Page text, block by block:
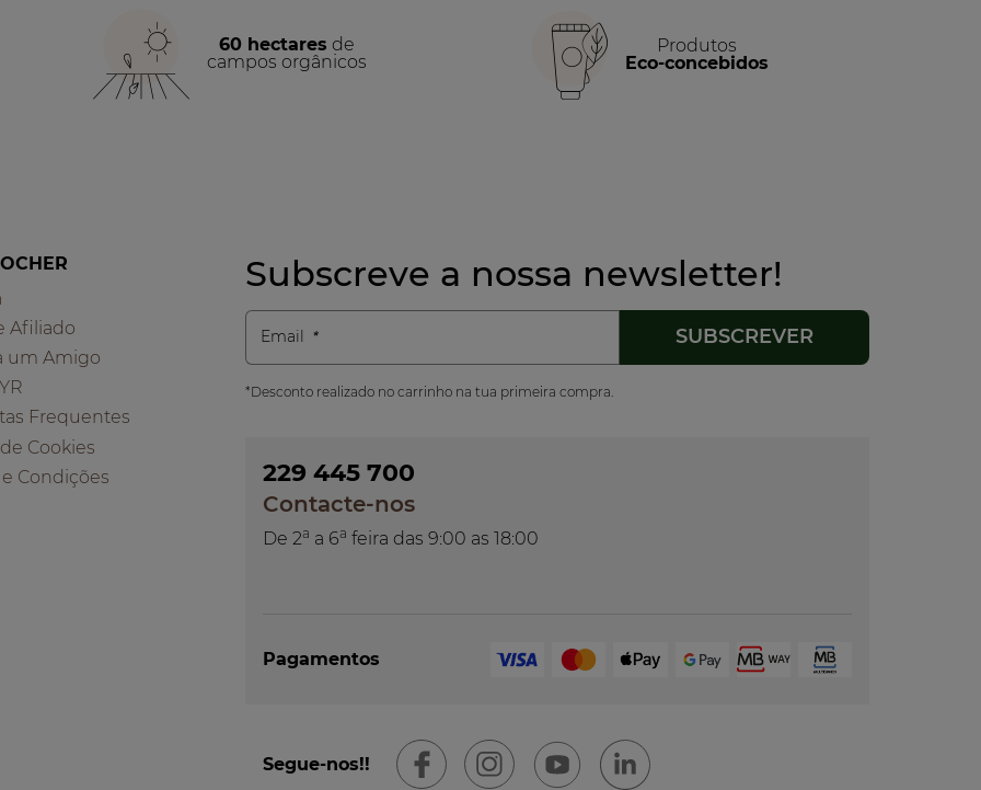
60 hectares de
campos orgânicos
Produtos
Eco-concebidos
Afiliado
um Amigo
Frequentes
Cookies
Condições
Subscreve a nossa newsletter!
Email
*Desconto realizado no carrinho na tua primeira compra.
229 445 700
Contacte-nos
De 2a a 6a feira das 9:00 as 18:00
Pagamentos
Segue-nos!!